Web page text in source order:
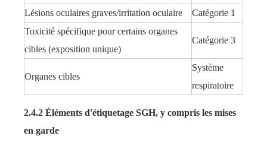
Lésions oculaires graves/irritation oculaire
Catégorie 1
Toxicité spécifique pour certains organes
cibles (exposition unique)
Catégorie 3
Organes cibles
Système
respiratoire
2.4.2 Éléments d'étiquetage SGH, y compris les mises
en garde